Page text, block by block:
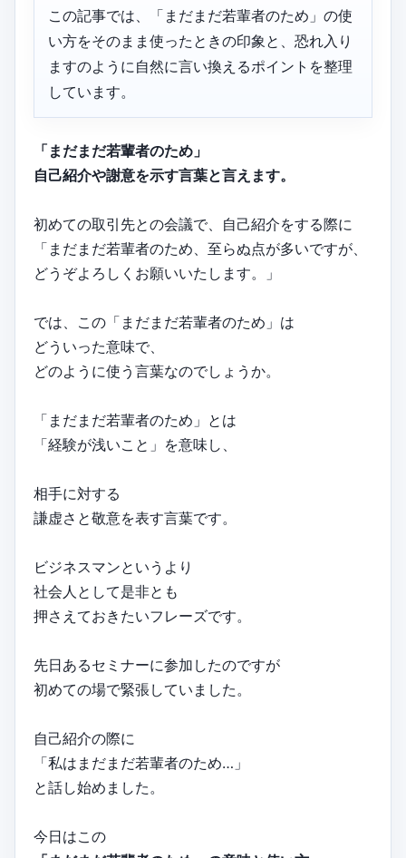
この記事では、「まだまだ若輩者のため」の使
い方をそのまま使ったときの印象と、恐れ入り
ますのように自然に言い換えるポイントを整理
しています。
「まだまだ若輩者のため」
自己紹介や謝意を示す言葉と言えます。
初めての取引先との会議で、自己紹介をする際に
「まだまだ若輩者のため、至らぬ点が多いですが、
どうぞよろしくお願いいたします。」
では、この「まだまだ若輩者のため」は
どういった意味で、
どのように使う言葉なのでしょうか。
「まだまだ若輩者のため」とは
「経験が浅いこと」を意味し、
相手に対する
謙虚さと敬意を表す言葉です。
ビジネスマンというより
社会人として是非とも
押さえておきたいフレーズです。
先日あるセミナーに参加したのですが
初めての場で緊張していました。
自己紹介の際に
「私はまだまだ若輩者のため…」
と話し始めました。
今日はこの